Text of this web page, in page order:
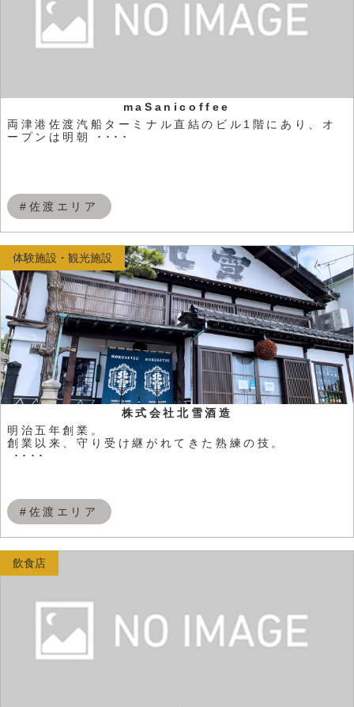
maSanicoffee
両津港佐渡汽船ターミナル直結のビル1階にあり、オ
ープンは明朝 ････
#佐渡エリア
株式会社北雪酒造
明治五年創業。
創業以来、守り受け継がれてきた熟練の技。
････
#佐渡エリア
体験施設・観光施設
飲食店